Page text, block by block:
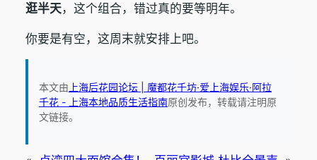
逛半天，这个组合，错过真的要等明年。
你要是有空，这周末就安排上吧。
本文由 上海后花园论坛 | 魔都花千坊·爱上海娱乐·阿拉
千花 - 上海本地品质生活指南原创发布，转载请注明原
文链接。